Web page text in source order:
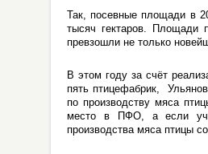
Так, посевные площади в
тысяч гектаров. Площади
превзошли не только
В этом году за счёт
пять птицефабрик,
по производству мяса
место в ПФО, а если
производства мяса птицы